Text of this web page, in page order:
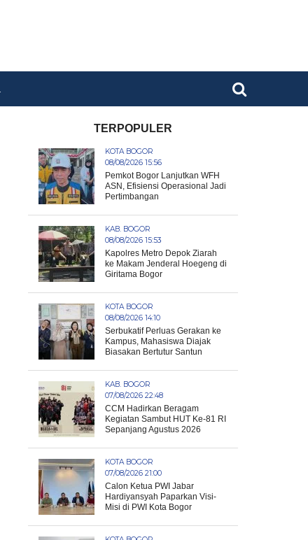
TERPOPULER
KOTA BOGOR
08/08/2026 15:56
Pemkot Bogor Lanjutkan WFH
ASN, Efisiensi Operasional Jadi
Pertimbangan
KAB. BOGOR
08/08/2026 15:53
Kapolres Metro Depok Ziarah
ke Makam Jenderal Hoegeng di
Giritama Bogor
KOTA BOGOR
08/08/2026 14:10
Serbukatif Perluas Gerakan ke
Kampus, Mahasiswa Diajak
Biasakan Bertutur Santun
KAB. BOGOR
07/08/2026 22:48
CCM Hadirkan Beragam
Kegiatan Sambut HUT Ke-81 RI
Sepanjang Agustus 2026
KOTA BOGOR
07/08/2026 21:00
Calon Ketua PWI Jabar
Hardiyansyah Paparkan Visi-
Misi di PWI Kota Bogor